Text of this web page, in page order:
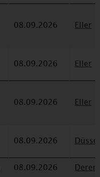
08.09.2026 Eller
08.09.2026 Eller
08.09.2026 Eller
08.09.2026
08.09.2026